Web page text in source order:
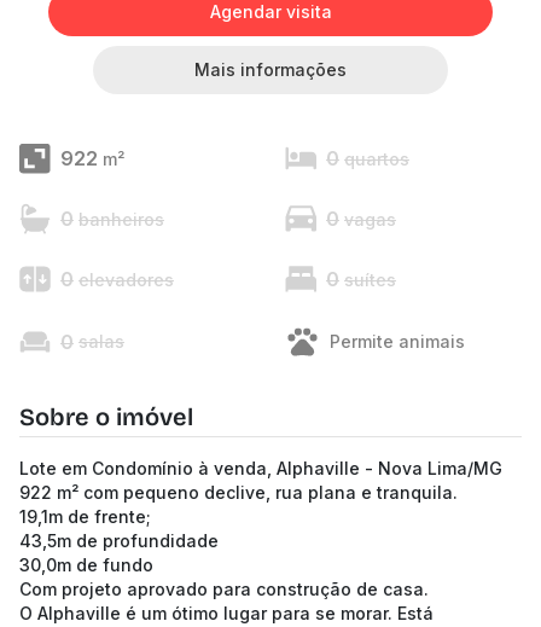
Agendar visita
Mais informações
922 m² 0 quartos
0 banheiros 0 vagas
0 elevadores 0 suítes
0 salas Permite animais
Sobre o imóvel
Lote em Condomínio à venda, Alphaville - Nova Lima/MG
922 m² com pequeno declive, rua plana e tranquila.
19,1m de frente;
43,5m de profundidade
30,0m de fundo
Com projeto aprovado para construção de casa.
O Alphaville é um ótimo lugar para se morar. Está